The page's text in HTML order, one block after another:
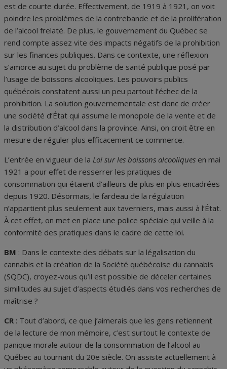
est de courte durée. Effectivement, de 1919 à 1921, on voit
poindre les problèmes de la contrebande et de la prolifération
de l’alcool frelaté. De plus, le gouvernement du Québec se
rend compte assez vite des impacts négatifs de la prohibition
sur les finances publiques. Dans ce contexte, une réflexion
s’amorce au sujet du problème de santé publique posé par
l’usage de boissons alcooliques. Les pouvoirs publics
québécois constatent aussi un peu partout l’échec de la
prohibition. La solution gouvernementale est donc de créer
une société d’État qui assume le monopole de la vente et de
la distribution d’alcool dans la province. Ainsi, on croit être en
mesure de réguler plus efficacement ce commerce.
L’entrée en vigueur de la Loi sur les boissons alcooliques en mai
1921 a pour effet de resserrer les pratiques de
consommation qui étaient d’ailleurs de plus en plus encadrées
depuis 1920. Désormais, le fardeau de la régulation
n’appartient plus seulement aux taverniers, mais aussi à l’État.
À cet effet, on met en place une police spéciale qui veille à la
conformité des pratiques dans le cadre de cette loi.
BM : Dans le contexte des débats sur la légalisation du
cannabis et la création de la Société québécoise du cannabis
(SQDC), croyez-vous qu’il est possible de déceler certaines
similitudes au sujet d’aspects étudiés dans vos recherches de
maîtrise ?
CR : Tout d’abord, ce que j’aimerais que les gens retiennent
de la lecture de mon mémoire, c’est surtout le contexte de
panique morale autour de la consommation de l’alcool au
Québec au tournant du 20e siècle. On assiste actuellement à